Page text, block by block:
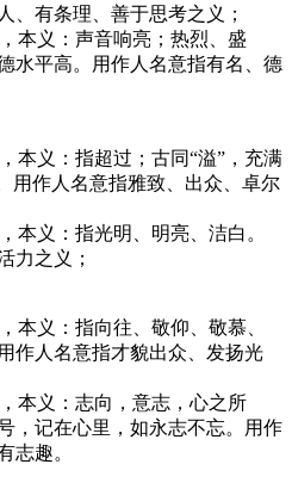
、有条理、善于思考之义；
本义：声音响亮；热烈、盛
水平高。用作人名意指有名、德
本义：指超过；古同“溢”，充满
用作人名意指雅致、出众、卓尔
本义：指光明、明亮、洁白。
力之义；
本义：指向往、敬仰、敬慕、
作人名意指才貌出众、发扬光
本义：志向，意志，心之所
，记在心里，如永志不忘。用作
志趣。